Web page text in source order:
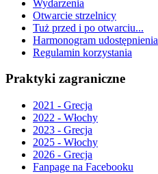
Wydarzenia
Otwarcie strzelnicy
Tuż przed i po otwarciu...
Harmonogram udostępnienia
Regulamin korzystania
Praktyki zagraniczne
2021 - Grecja
2022 - Włochy
2023 - Grecja
2025 - Włochy
2026 - Grecja
Fanpage na Facebooku